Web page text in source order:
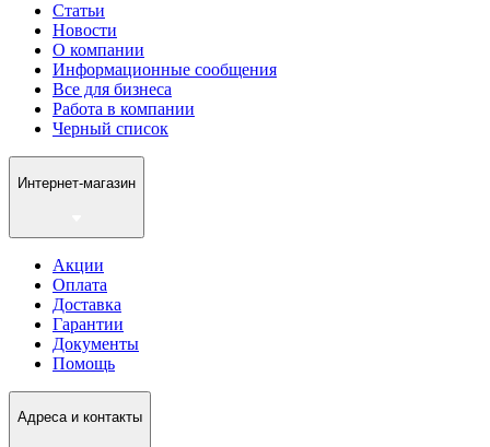
Статьи
Новости
О компании
Информационные сообщения
Все для бизнеса
Работа в компании
Черный список
Интернет-магазин
Акции
Оплата
Доставка
Гарантии
Документы
Помощь
Адреса и контакты